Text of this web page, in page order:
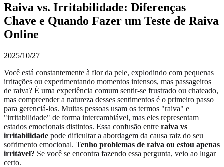
Raiva vs. Irritabilidade: Diferenças
Chave e Quando Fazer um Teste de Raiva
Online
2025/10/27
Você está constantemente à flor da pele, explodindo com pequenas
irritações ou experimentando momentos intensos, mas passageiros
de raiva? É uma experiência comum sentir-se frustrado ou chateado,
mas compreender a natureza desses sentimentos é o primeiro passo
para gerenciá-los. Muitas pessoas usam os termos "raiva" e
"irritabilidade" de forma intercambiável, mas eles representam
estados emocionais distintos. Essa confusão entre raiva vs
irritabilidade pode dificultar a abordagem da causa raiz do seu
sofrimento emocional. Tenho problemas de raiva ou estou apenas
irritável? Se você se encontra fazendo essa pergunta, veio ao lugar
certo.